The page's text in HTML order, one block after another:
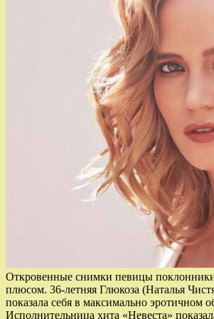
Откровенные снимки певицы
плюсом. 36-летняя Глюкоза (Наталья
показала себя в максимально эротичном
Исполнительница хита «Невеста»